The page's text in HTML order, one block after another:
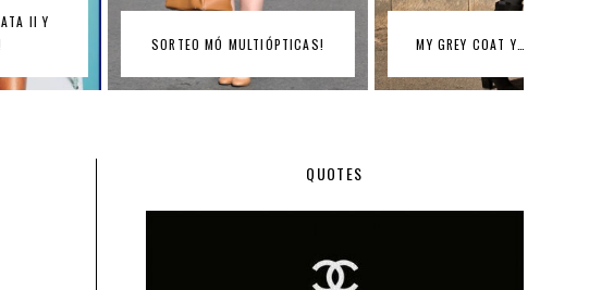
SORTEO MÓ MULTIÓPTICAS! MY GREY COAT Y…. SORTEO!!
QUOTES